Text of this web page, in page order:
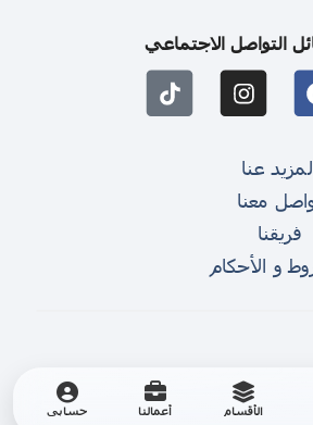
الأقسام أعمالنا حسابي
التواصل الاجتماعي
عنا
معنا
فريقنا
و الأحكام